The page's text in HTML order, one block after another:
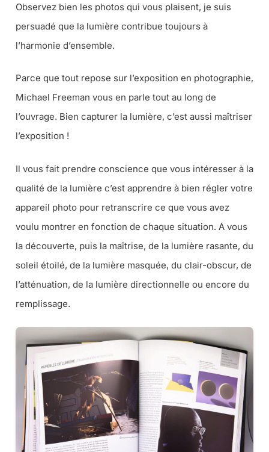
Observez bien les photos qui vous plaisent, je suis
persuadé que la lumière contribue toujours à
l’harmonie d’ensemble.
Parce que tout repose sur l’exposition en photographie,
Michael Freeman vous en parle tout au long de
l’ouvrage. Bien capturer la lumière, c’est aussi maîtriser
l’exposition !
Il vous fait prendre conscience que vous intéresser à la
qualité de la lumière c’est apprendre à bien régler votre
appareil photo pour retranscrire ce que vous avez
voulu montrer en fonction de chaque situation. A vous
la découverte, puis la maîtrise, de la lumière rasante, du
soleil étoilé, de la lumière masquée, du clair-obscur, de
l’atténuation, de la lumière directionnelle ou encore du
remplissage.